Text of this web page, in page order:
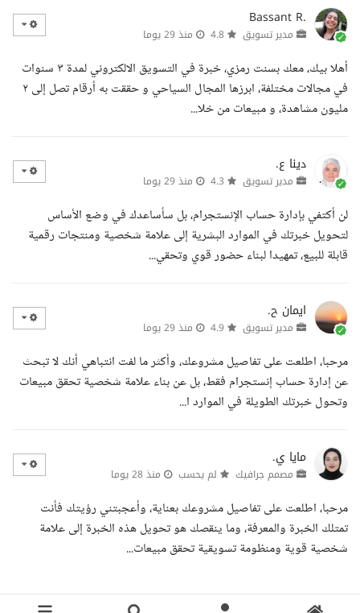
Bassant R.
مدير تسويق منذ 29 يوما
أهلا بيك، معك بسنت رمزي، خبرة في التسويق الالكتروني لمدة ٣ سنوات
في مجالات مختلفة، ابرزها المجال السياحي و حققت به أرقام تصل إلى ٢
مليون مشاهدة، و مبيعات من خلا...
دينا ع.
مدير تسويق منذ 29 يوما
لن أكتفي بإدارة حساب الإنستجرام، بل سأساعدك في وضع الأساس
لتحويل خبرتك في الموارد البشرية إلى علامة شخصية ومنتجات رقمية
قابلة للبيع، تمهيدا لبناء حضور قوي وتحقي...
ايمان ح.
مدير تسويق منذ 29 يوما
مرحبا، اطلعت على تفاصيل مشروعك، وأكثر ما لفت انتباهي أنك لا تبحث
عن إدارة حساب إنستجرام فقط، بل عن بناء علامة شخصية تحقق مبيعات
وتحول خبرتك الطويلة في الموارد ا...
مايا ي.
مصمم جرافيك لم يحسب منذ 28 يوما
مرحبا، اطلعت على تفاصيل مشروعك بعناية، وأعجبتني رؤيتك فأنت
تمتلك الخبرة والمعرفة، وما ينقصك هو تحويل هذه الخبرة إلى علامة
شخصية قوية ومنظومة تسويقية تحقق مبيعات...